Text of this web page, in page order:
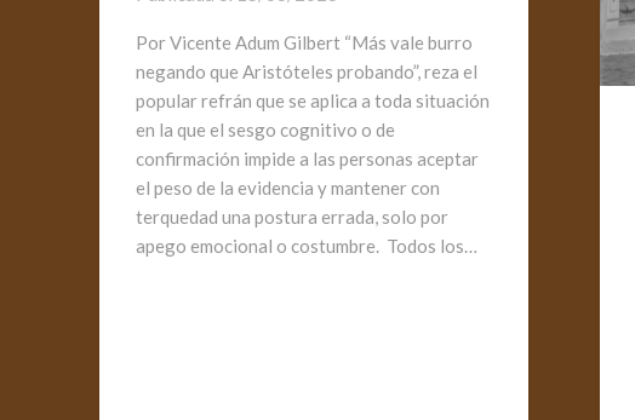
Por Vicente Adum Gilbert “Más vale burro
negando que Aristóteles probando”, reza el
popular refrán que se aplica a toda situación
en la que el sesgo cognitivo o de
confirmación impide a las personas aceptar
el peso de la evidencia y mantener con
terquedad una postura errada, solo por
apego emocional o costumbre. Todos los…